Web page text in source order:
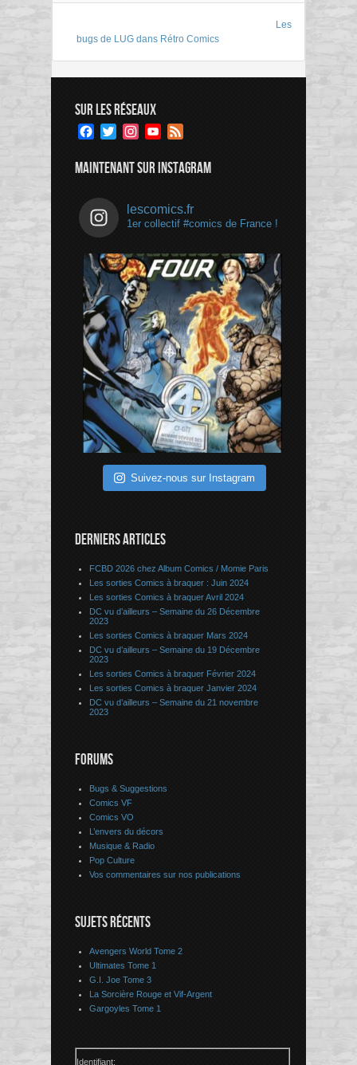
Les
bugs de LUG dans Rétro Comics
SUR LES RÉSEAUX
Facebook
TwitterInstagramYouTube
MAINTENANT SUR INSTAGRAM
lescomics.fr
1er collectif #comics de France !
Suivez-nous sur Instagram
DERNIERS ARTICLES
FCBD 2026 chez Album Comics / Momie Paris
Les sorties Comics à braquer : Juin 2024
Les sorties Comics à braquer Avril 2024
DC vu d’ailleurs – Semaine du 26 Décembre
2023
Les sorties Comics à braquer Mars 2024
DC vu d’ailleurs – Semaine du 19 Décembre
2023
Les sorties Comics à braquer Février 2024
Les sorties Comics à braquer Janvier 2024
DC vu d’ailleurs – Semaine du 21 novembre
2023
FORUMS
Bugs & Suggestions
Comics VF
Comics VO
L’envers du décors
Musique & Radio
Pop Culture
Vos commentaires sur nos publications
SUJETS RÉCENTS
Avengers World Tome 2
Ultimates Tome 1
G.I. Joe Tome 3
La Sorcière Rouge et Vif-Argent
Gargoyles Tome 1
Identifiant: